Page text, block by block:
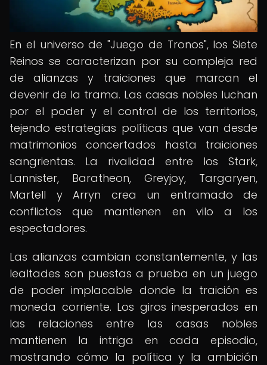
En el universo de "Juego de Tronos", los Siete
Reinos se caracterizan por su compleja red
de alianzas y traiciones que marcan el
devenir de la trama. Las casas nobles luchan
por el poder y el control de los territorios,
tejendo estrategias políticas que van desde
matrimonios concertados hasta traiciones
sangrientas. La rivalidad entre los Stark,
Lannister, Baratheon, Greyjoy, Targaryen,
Martell y Arryn crea un entramado de
conflictos que mantienen en vilo a los
espectadores.
Las alianzas cambian constantemente, y las
lealtades son puestas a prueba en un juego
de poder implacable donde la traición es
moneda corriente. Los giros inesperados en
las relaciones entre las casas nobles
mantienen la intriga en cada episodio,
mostrando cómo la política y la ambición